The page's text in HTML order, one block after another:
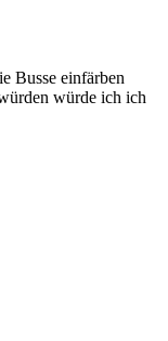
Busse einfärben
würde ich ich